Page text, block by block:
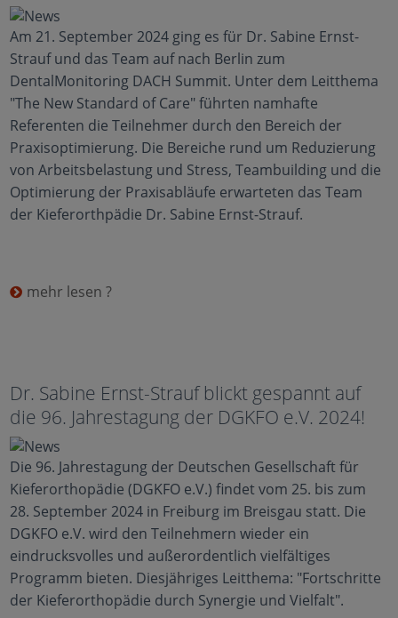
Am 21. September 2024 ging es für Dr. Sabine Ernst-
Strauf und das Team auf nach Berlin zum
DentalMonitoring DACH Summit. Unter dem Leitthema
"The New Standard of Care" führten namhafte
Referenten die Teilnehmer durch den Bereich der
Praxisoptimierung. Die Bereiche rund um Reduzierung
von Arbeitsbelastung und Stress, Teambuilding und die
Optimierung der Praxisabläufe erwarteten das Team
der Kieferorthpädie Dr. Sabine Ernst-Strauf.
mehr lesen ?
Dr. Sabine Ernst-Strauf blickt gespannt auf
die 96. Jahrestagung der DGKFO e.V. 2024!
Die 96. Jahrestagung der Deutschen Gesellschaft für
Kieferorthopädie (DGKFO e.V.) findet vom 25. bis zum
28. September 2024 in Freiburg im Breisgau statt. Die
DGKFO e.V. wird den Teilnehmern wieder ein
eindrucksvolles und außerordentlich vielfältiges
Programm bieten. Diesjähriges Leitthema: "Fortschritte
der Kieferorthopädie durch Synergie und Vielfalt".